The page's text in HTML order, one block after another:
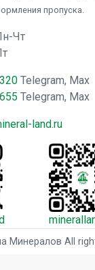
пропуска.
Чт
Telegram, Max
Telegram, Max
land.ru
Минералов All